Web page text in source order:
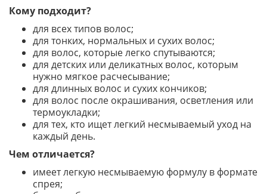
Кому подходит?
для всех типов волос;
для тонких, нормальных и сухих волос;
для волос, которые легко спутываются;
для детских или деликатных волос, которым
нужно мягкое расчесывание;
для длинных волос и сухих кончиков;
для волос после окрашивания, осветления или
термоукладки;
для тех, кто ищет легкий несмываемый уход на
каждый день.
Чем отличается?
имеет легкую несмываемую формулу в формате
спрея;